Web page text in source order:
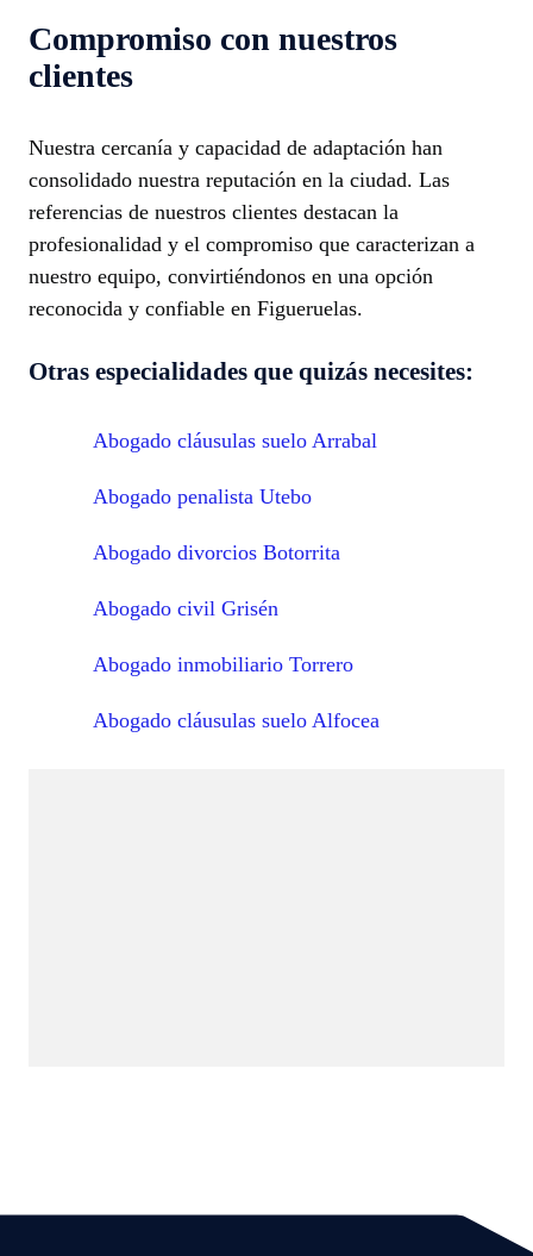
Compromiso con nuestros
clientes
Nuestra cercanía y capacidad de adaptación han
consolidado nuestra reputación en la ciudad. Las
referencias de nuestros clientes destacan la
profesionalidad y el compromiso que caracterizan a
nuestro equipo, convirtiéndonos en una opción
reconocida y confiable en Figueruelas.
Otras especialidades que quizás necesites:
Abogado cláusulas suelo Arrabal
Abogado penalista Utebo
Abogado divorcios Botorrita
Abogado civil Grisén
Abogado inmobiliario Torrero
Abogado cláusulas suelo Alfocea